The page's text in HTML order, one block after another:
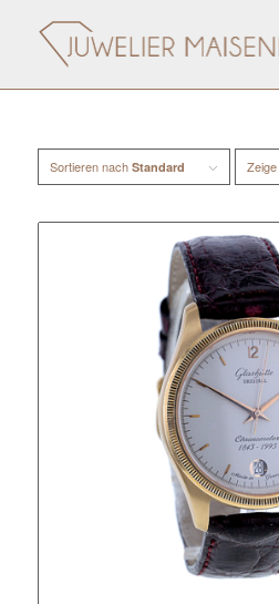
Sortieren nach Standard Zeige